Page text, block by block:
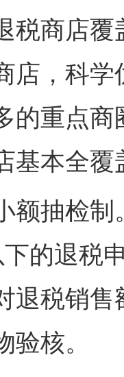
商店覆
店，科
的重点
基本全覆
抽检制
的退税
退税销
核。